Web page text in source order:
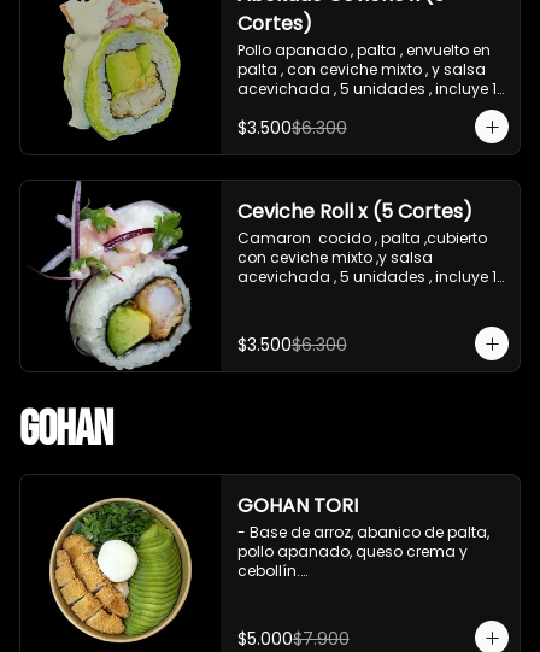
Cortes)
Pollo apanado , palta , envuelto en
palta , con ceviche mixto , y salsa
acevichada , 5 unidades , incluye 1
$3.500$6.300
Ceviche Roll x (5 Cortes)
Camaron  cocido , palta ,cubierto
con ceviche mixto ,y salsa
acevichada , 5 unidades , incluye 1
$3.500$6.300
Gohan
GOHAN TORI
- Base de arroz, abanico de palta,
pollo apanado, queso crema y
cebollín.
$5.000$7.900